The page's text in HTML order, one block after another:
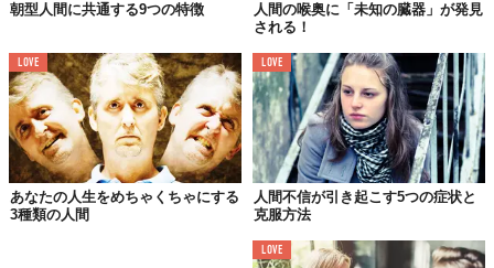
朝型人間に共通する9つの特徴
人間の喉奥に「未知の臓器」が発見
される！
LOVE
あなたの人生をめちゃくちゃにする
3種類の人間
LOVE
人間不信が引き起こす5つの症状と
克服方法
LOVE